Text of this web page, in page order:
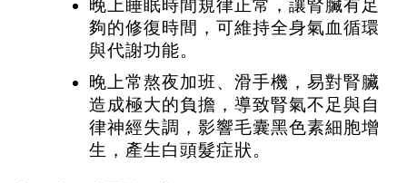
晚上睡眠時間規律正常，讓腎臟有足
夠的修復時間，可維持全身氣血循環
與代謝功能。
晚上常熬夜加班、滑手機，易對腎臟
造成極大的負擔，導致腎氣不足與自
律神經失調，影響毛囊黑色素細胞增
生，產生白頭髮症狀。